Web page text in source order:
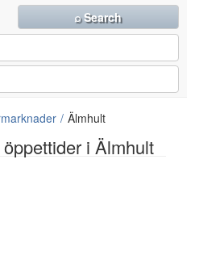
i Älmhult
⌕ Search
Älmhult